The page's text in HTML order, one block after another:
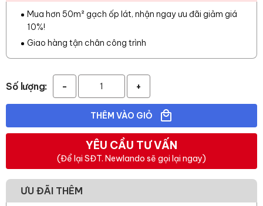
Mua hơn 50m² gạch ốp lát, nhận ngay ưu đãi giảm giá
10%!
Giao hàng tận chân công trình
Số lượng: - +
THÊM VÀO GIỎ
YÊU CẦU TƯ VẤN
(Để lại SĐT. Newlando sẽ gọi lại ngay)
ƯU ĐÃI THÊM